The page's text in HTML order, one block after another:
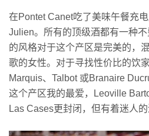
在Pontet Canet吃了美味午餐充
Julien。所有的顶级酒都有一种
的风格对于这个产区是完美的，
歌的女性。对于寻找性价比的饮
Marquis、Talbot 或Branaire
这个产区我的最爱，Leoville
Las Cases更封闭，但有着迷人的